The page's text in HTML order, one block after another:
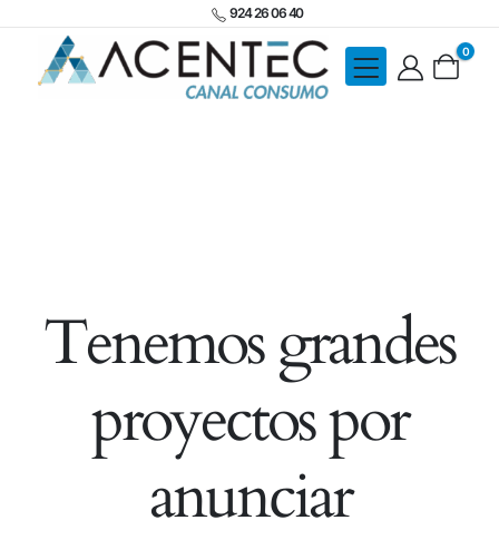
924 26 06 40
0
Tenemos grandes
proyectos por
anunciar